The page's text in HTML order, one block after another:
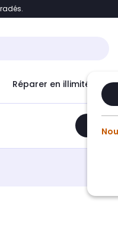
Accéder directement
Réparer en illimité avec